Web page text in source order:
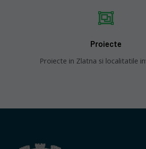
Proiecte
Proiecte in Zlatna si localitatile